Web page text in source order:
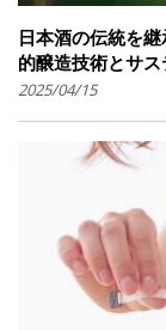
日本酒の伝統を
的醸造技術とサ
2025/04/15